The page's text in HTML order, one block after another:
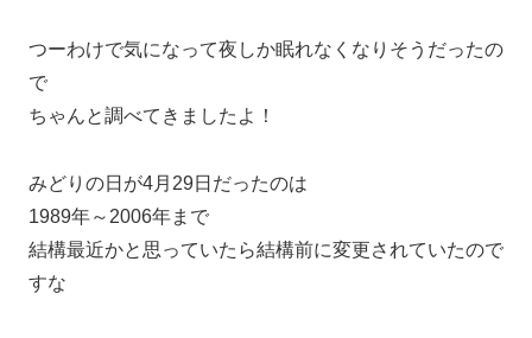
つーわけで気になって夜しか眠れなくなりそうだったの
で
ちゃんと調べてきましたよ！
みどりの日が4月29日だったのは
1989年～2006年まで
結構最近かと思っていたら結構前に変更されていたので
すな